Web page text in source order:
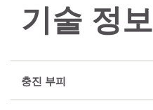
기술 정보
충진 부피